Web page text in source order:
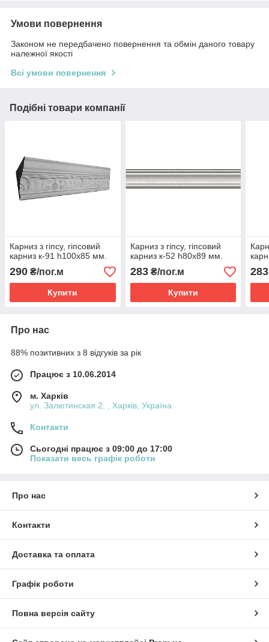
Умови повернення
Законом не передбачено повернення та обмін даного товару
належної якості
Всі умови повернення
Подібні товари компанії
Карниз з гіпсу, гіпсовий
карниз к-91 һ100х85 мм.
290 ₴/пог.м
Купити
Карниз з гіпсу, гіпсовий
карниз к-52 һ80х89 мм.
283₴/пог.м
Купити
283
Про нас
88% позитивних з 8 відгуків за рік
Працює з 10.06.2014
м. Харків
ул. Залютинская 2; , Харків, Україна
Контакти
Сьогодні працює з 09:00 до 17:00
Показати весь графік роботи
Про нас
Контакти
Доставка та оплата
Графік роботи
Повна версія сайту